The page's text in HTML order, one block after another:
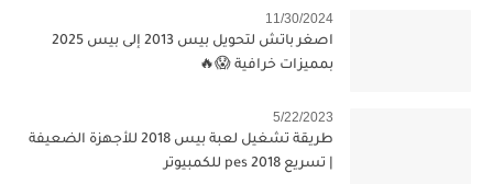
11/30/2024
اصغر باتش لتحويل بيس 2013 إلى بيس 2025
بمميزات خرافية 😱🔥
5/22/2023
طريقة تشغيل لعبة بيس 2018 للأجهزة الضعيفة
| تسريع pes 2018 للكمبيوتر